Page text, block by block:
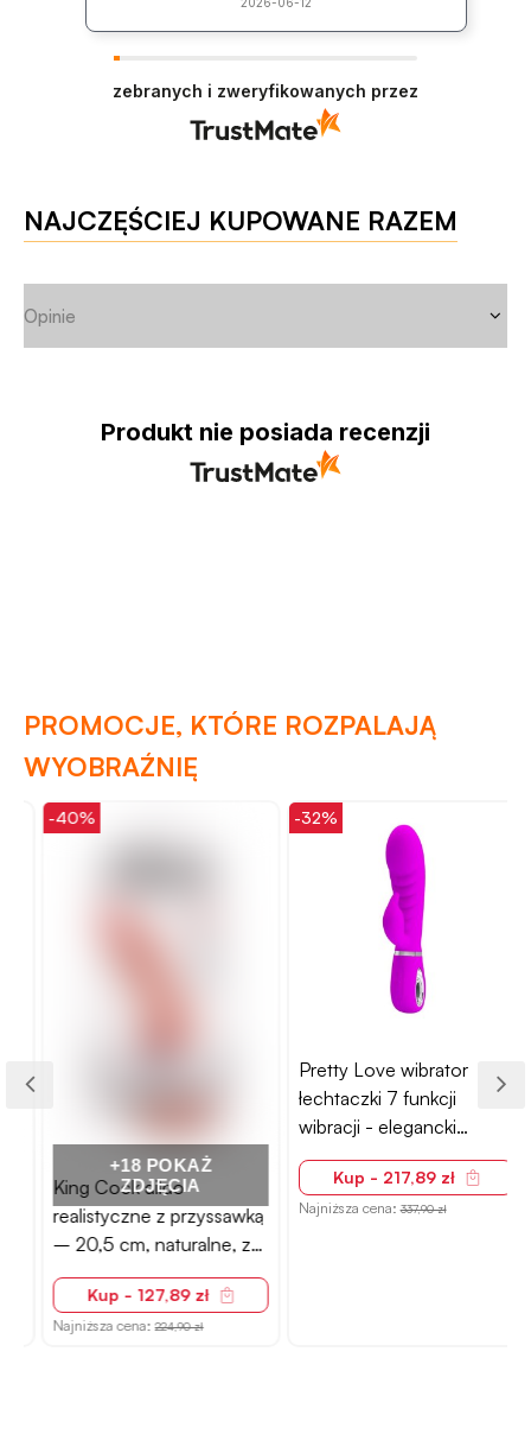
zebranych i zweryfikowanych przez
NAJCZĘŚCIEJ KUPOWANE RAZEM
Opinie
Produkt nie posiada recenzji
PROMOCJE, KTÓRE ROZPALAJĄ
WYOBRAŹNIĘ
+18 POKAŻ
ZDJĘCIA
-40%
King Cock dildo
realistyczne z przyssawką
– 20,5 cm, naturalne, z
żyłkowaniem
Kup - 127,89 zł
Najniższa cena:224,90 zł
-32%
Pretty Love wibrator
łechtaczki 7 funkcji
wibracji - elegancki
design
Kup - 217,89 zł
Najniższa cena:337,90 zł